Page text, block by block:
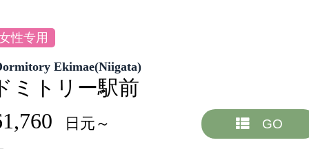
性专用
Ekimae(Niigata)
ミトリー駅前
日元～ GO